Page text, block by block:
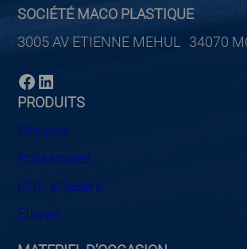
SOCIÉTÉ MACO PLASTIQUE
3005 AV ETIENNE MEHUL 34070
Facebook LinkedIn
PRODUITS
Plieuses
Polisseuses
CNC et lasers
Etuves